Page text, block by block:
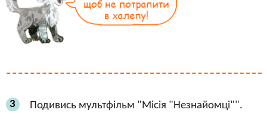
3 Подивись мультфільм "Місія "Незнайомці"".